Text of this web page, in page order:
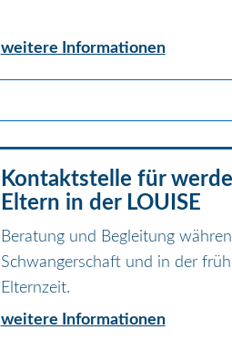
weitere Informationen
Kontaktstelle für
Eltern in der LOUISE
Beratung und Begleitung
Schwangerschaft und in der
Elternzeit.
weitere Informationen